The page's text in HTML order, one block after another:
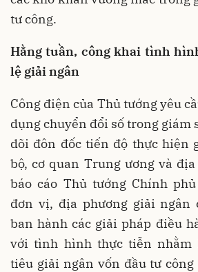
tư công.
Hằng tuần, công khai tình
lệ giải ngân
Công điện của Thủ tướng yêu
dụng chuyển đổi số trong giám
dõi đôn đốc tiến độ thực hiện
bộ, cơ quan Trung ương và
báo cáo Thủ tướng Chính
đơn vị, địa phương giải ngân
ban hành các giải pháp điều
với tình hình thực tiễn nhằm
tiêu giải ngân vốn đầu tư